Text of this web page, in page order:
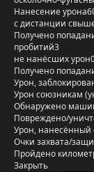
Нанесение урона
с дистанции
Получено
пробитий3
не нанёсших урон
Получено
Урон,
Урон союзникам
Обнаружено
Повреждено/
Урон, нанесённый
Очки захвата/
Пройдено
Закрыть